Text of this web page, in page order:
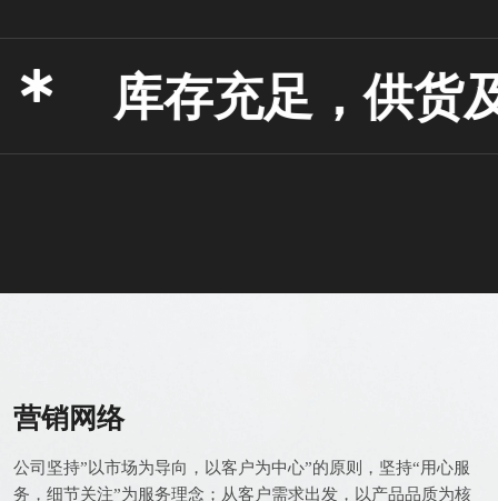
库存充足，供货及
营销网络
公司坚持”以市场为导向，以客户为中心”的原则，坚持“用心服
务，细节关注”为服务理念；从客户需求出发，以产品品质为核